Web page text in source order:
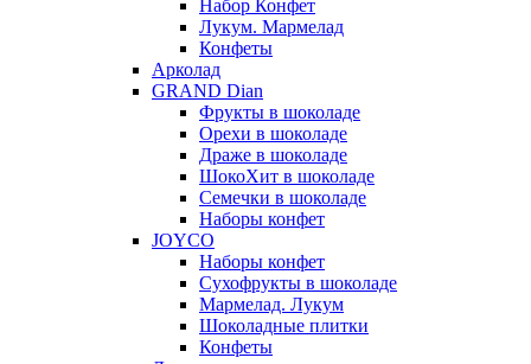
Набор Конфет
Лукум. Мармелад
Конфеты
Арколад
GRAND Dian
Фрукты в шоколаде
Орехи в шоколаде
Драже в шоколаде
ШокоХит в шоколаде
Семечки в шоколаде
Наборы конфет
JOYCO
Наборы конфет
Сухофрукты в шоколаде
Мармелад. Лукум
Шоколадные плитки
Конфеты